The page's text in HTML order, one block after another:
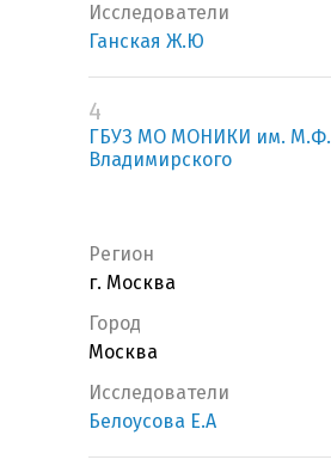
Исследователи
Ганская Ж.Ю
4
ГБУЗ МО МОНИКИ им. М.Ф.
Владимирского
Регион
г. Москва
Город
Москва
Исследователи
Белоусова Е.А